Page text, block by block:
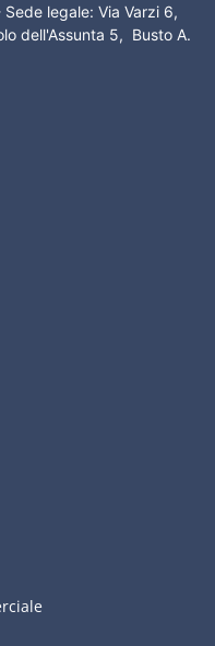
legale: Via Varzi 6,
dell'Assunta 5, Busto A.